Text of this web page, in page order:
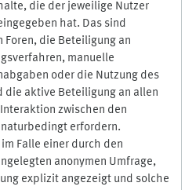
die der jeweilige Nutzer
hat. Das sind
die Beteiligung an
manuelle
oder die Nutzung des
die aktive Beteiligung an allen
zwischen den
erfordern.
Falle einer durch den
anonymen Umfrage,
explizit angezeigt und solche